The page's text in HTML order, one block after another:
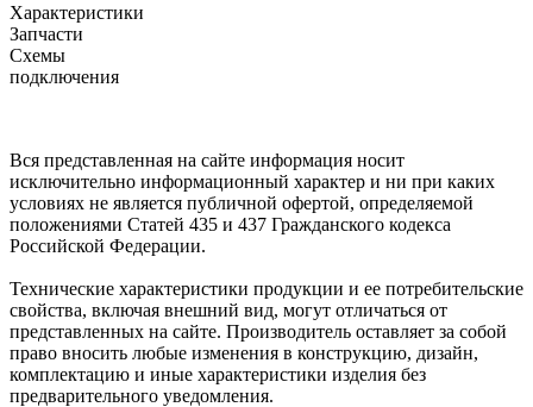
Характеристики
Запчасти
Схемы
подключения
Вся представленная на сайте информация носит
исключительно информационный характер и ни при каких
условиях не является публичной офертой, определяемой
положениями Статей 435 и 437 Гражданского кодекса
Российской Федерации.
Технические характеристики продукции и ее потребительские
свойства, включая внешний вид, могут отличаться от
представленных на сайте. Производитель оставляет за собой
право вносить любые изменения в конструкцию, дизайн,
комплектацию и иные характеристики изделия без
предварительного уведомления.